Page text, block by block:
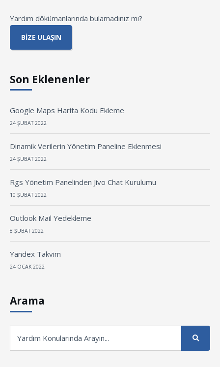
Yardım dökümanlarında bulamadınız mı?
BIZE ULAŞIN
Son Eklenenler
Google Maps Harita Kodu Ekleme
24 ŞUBAT 2022
Dinamik Verilerin Yönetim Paneline Eklenmesi
24 ŞUBAT 2022
Rgs Yönetim Panelinden Jivo Chat Kurulumu
10 ŞUBAT 2022
Outlook Mail Yedekleme
8 ŞUBAT 2022
Yandex Takvim
24 OCAK 2022
Arama